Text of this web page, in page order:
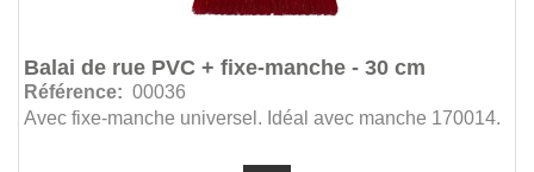
Balai de rue PVC + fixe-manche - 30 cm
Référence: 00036
Avec fixe-manche universel. Idéal avec manche 170014.